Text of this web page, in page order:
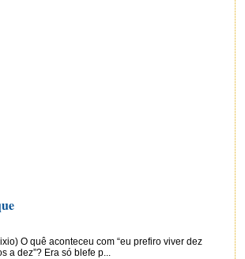
O quê aconteceu com “eu prefiro viver dez
a dez”? Era só blefe p...